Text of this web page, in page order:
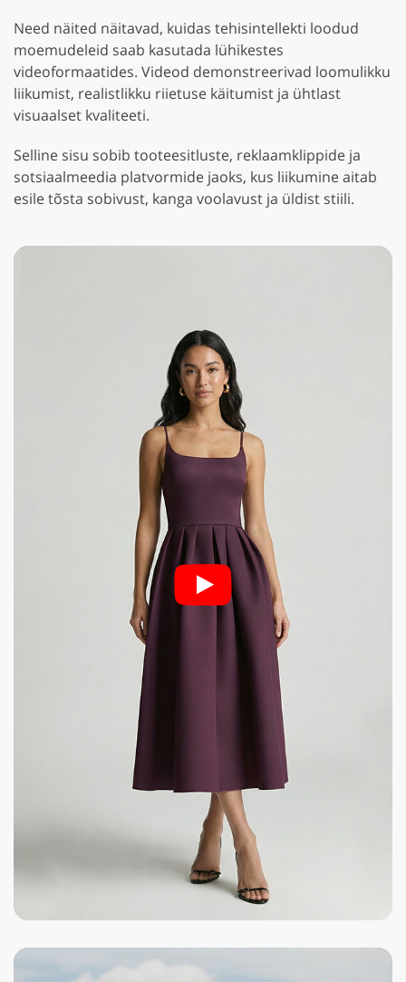
Need näited näitavad, kuidas tehisintellekti loodud
moemudeleid saab kasutada lühikestes
videoformaatides. Videod demonstreerivad loomulikku
liikumist, realistlikku riietuse käitumist ja ühtlast
visuaalset kvaliteeti.
Selline sisu sobib tooteesitluste, reklaamklippide ja
sotsiaalmeedia platvormide jaoks, kus liikumine aitab
esile tõsta sobivust, kanga voolavust ja üldist stiili.